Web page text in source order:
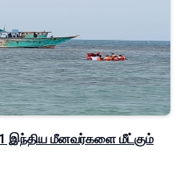
11 இந்திய மீனவர்களை மீட்கும்